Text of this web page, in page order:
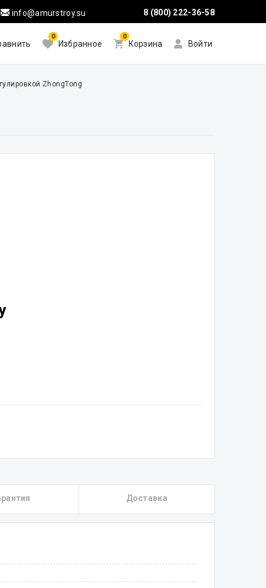
info@amurstroy.su 8 (800) 222-36-58
0
Избранное
0
Корзина Войти
ZhongTong
Доставка